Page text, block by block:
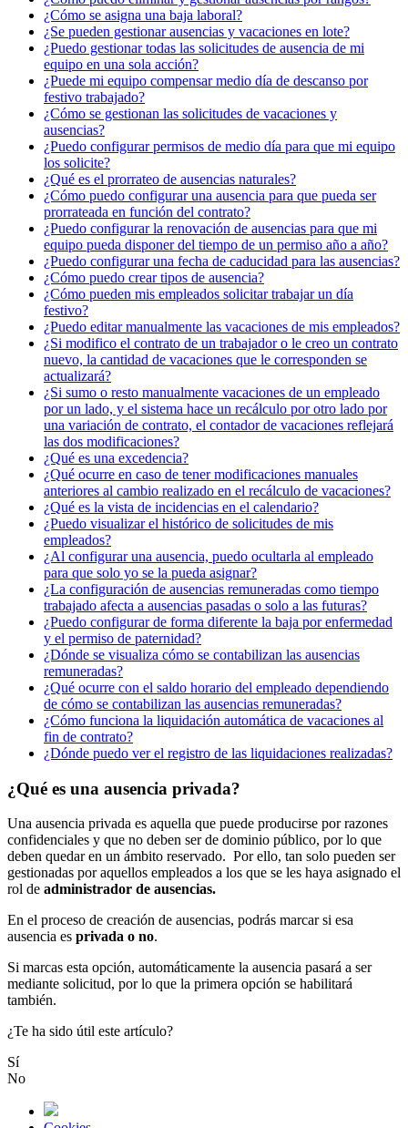
¿Cómo se asigna una baja laboral?
¿Se pueden gestionar ausencias y vacaciones en lote?
¿Puedo gestionar todas las solicitudes de ausencia de mi
equipo en una sola acción?
¿Puede mi equipo compensar medio día de descanso por
festivo trabajado?
¿Cómo se gestionan las solicitudes de vacaciones y
ausencias?
¿Puedo configurar permisos de medio día para que mi equipo
los solicite?
¿Qué es el prorrateo de ausencias naturales?
¿Cómo puedo configurar una ausencia para que pueda ser
prorrateada en función del contrato?
¿Puedo configurar la renovación de ausencias para que mi
equipo pueda disponer del tiempo de un permiso año a año?
¿Puedo configurar una fecha de caducidad para las ausencias?
¿Cómo puedo crear tipos de ausencia?
¿Cómo pueden mis empleados solicitar trabajar un día
festivo?
¿Puedo editar manualmente las vacaciones de mis empleados?
¿Si modifico el contrato de un trabajador o le creo un contrato
nuevo, la cantidad de vacaciones que le corresponden se
actualizará?
¿Si sumo o resto manualmente vacaciones de un empleado
por un lado, y el sistema hace un recálculo por otro lado por
una variación de contrato, el contador de vacaciones reflejará
las dos modificaciones?
¿Qué es una excedencia?
¿Qué ocurre en caso de tener modificaciones manuales
anteriores al cambio realizado en el recálculo de vacaciones?
¿Qué es la vista de incidencias en el calendario?
¿Puedo visualizar el histórico de solicitudes de mis
empleados?
¿Al configurar una ausencia, puedo ocultarla al empleado
para que solo yo se la pueda asignar?
¿La configuración de ausencias remuneradas como tiempo
trabajado afecta a ausencias pasadas o solo a las futuras?
¿Puedo configurar de forma diferente la baja por enfermedad
y el permiso de paternidad?
¿Dónde se visualiza cómo se contabilizan las ausencias
remuneradas?
¿Qué ocurre con el saldo horario del empleado dependiendo
de cómo se contabilizan las ausencias remuneradas?
¿Cómo funciona la liquidación automática de vacaciones al
fin de contrato?
¿Dónde puedo ver el registro de las liquidaciones realizadas?
¿Qué es una ausencia privada?
Una ausencia privada es aquella que puede producirse por razones
confidenciales y que no deben ser de dominio público, por lo que
deben quedar en un ámbito reservado. Por ello, tan solo pueden ser
gestionadas por aquellos empleados a los que se les haya asignado el
rol de administrador de ausencias.
En el proceso de creación de ausencias, podrás marcar si esa
ausencia es privada o no.
Si marcas esta opción, automáticamente la ausencia pasará a ser
mediante solicitud, por lo que la primera opción se habilitará
también.
¿Te ha sido útil este artículo?
Sí
No